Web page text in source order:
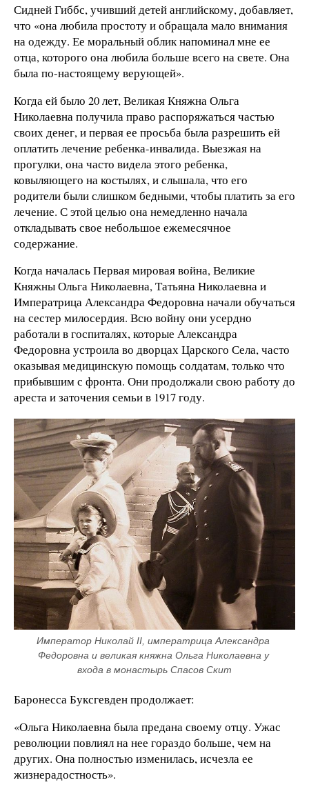
Сидней Гиббс, учивший детей английскому, добавляет,
что «она любила простоту и обращала мало внимания
на одежду. Ее моральный облик напоминал мне ее
отца, которого она любила больше всего на свете. Она
была по-настоящему верующей».
Когда ей было 20 лет, Великая Княжна Ольга
Николаевна получила право распоряжаться частью
своих денег, и первая ее просьба была разрешить ей
оплатить лечение ребенка-инвалида. Выезжая на
прогулки, она часто видела этого ребенка,
ковыляющего на костылях, и слышала, что его
родители были слишком бедными, чтобы платить за его
лечение. С этой целью она немедленно начала
откладывать свое небольшое ежемесячное
содержание.
Когда началась Первая мировая война, Великие
Княжны Ольга Николаевна, Татьяна Николаевна и
Императрица Александра Федоровна начали обучаться
на сестер милосердия. Всю войну они усердно
работали в госпиталях, которые Александра
Федоровна устроила во дворцах Царского Села, часто
оказывая медицинскую помощь солдатам, только что
прибывшим с фронта. Они продолжали свою работу до
ареста и заточения семьи в 1917 году.
Император Николай II, императрица Александра
Федоровна и великая княжна Ольга Николаевна у
входа в монастырь Спасов Скит
Баронесса Буксгевден продолжает:
«Ольга Николаевна была предана своему отцу. Ужас
революции повлиял на нее гораздо больше, чем на
других. Она полностью изменилась, исчезла ее
жизнерадостность».